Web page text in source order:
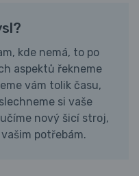
kde nemá, to po
aspektů řekneme
vám tolik času,
si vaše
nový šicí stroj,
potřebám.